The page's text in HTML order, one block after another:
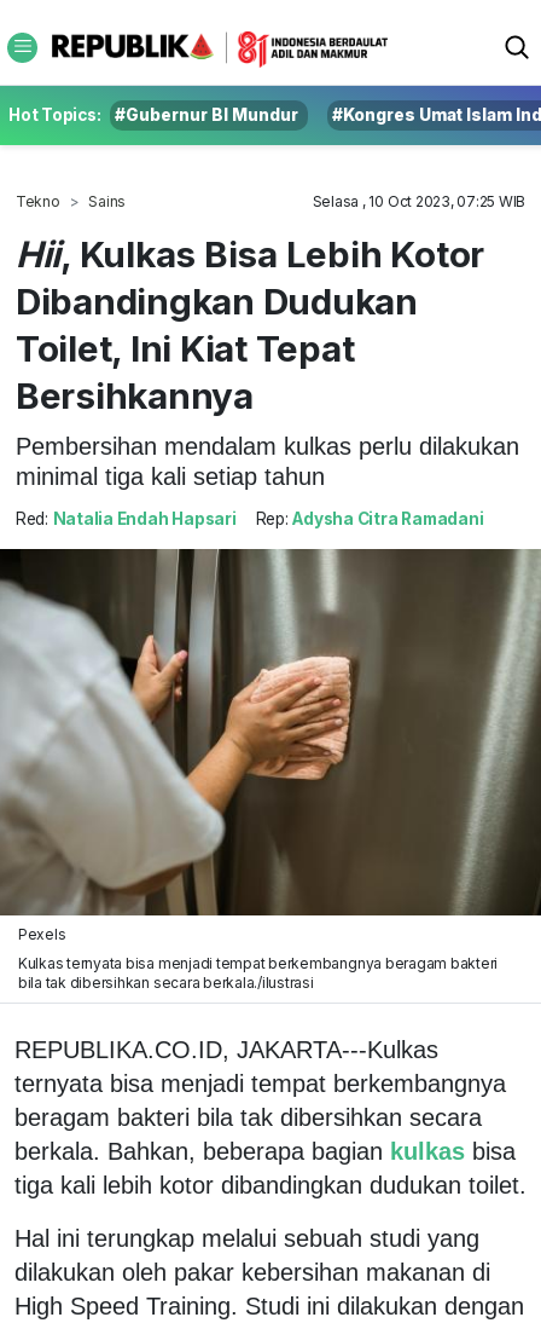
Hot Topics: #Gubernur BI Mundur #Kongres Umat Islam
Tekno Sains Selasa , 10 Oct 2023, 07:25 WIB
Hii, Kulkas Bisa Lebih Kotor
Dibandingkan Dudukan
Toilet, Ini Kiat Tepat
Bersihkannya
Pembersihan mendalam kulkas perlu dilakukan
minimal tiga kali setiap tahun
Red: Natalia Endah Hapsari Rep: Adysha Citra Ramadani
Pexels
Kulkas ternyata bisa menjadi tempat berkembangnya beragam bakteri
bila tak dibersihkan secara berkala./ilustrasi
REPUBLIKA.CO.ID, JAKARTA---Kulkas
ternyata bisa menjadi tempat berkembangnya
beragam bakteri bila tak dibersihkan secara
berkala. Bahkan, beberapa bagian kulkas bisa
tiga kali lebih kotor dibandingkan dudukan toilet.
Hal ini terungkap melalui sebuah studi yang
dilakukan oleh pakar kebersihan makanan di
High Speed Training. Studi ini dilakukan dengan